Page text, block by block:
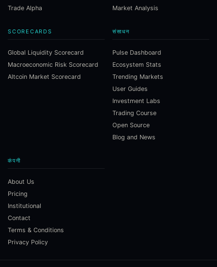
Trade Alpha
Market Analysis
SCORECARDS
Global Liquidity Scorecard
Macroeconomic Risk Scorecard
Altcoin Market Scorecard
संसाधन
Pulse Dashboard
Ecosystem Stats
Trending Markets
User Guides
Investment Labs
Trading Course
Open Source
Blog and News
कंपनी
About Us
Pricing
Institutional
Contact
Terms & Conditions
Privacy Policy